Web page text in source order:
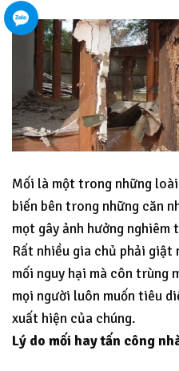
Mối là một trong những
biến bên trong những căn
mọt gây ảnh hưởng nghiêm
Rất nhiều gia chủ phải
mối nguy hại mà côn trùng
mọi người luôn muốn tiêu
xuất hiện của chúng.
Lý do mối hay tấn công